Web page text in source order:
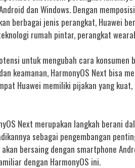
dan Windows. Dengan
berbagai jenis perangkat, Huawei
rumah pintar, perangkat
untuk mengubah cara
keamanan, HarmonyOS Next bisa
Huawei memiliki pijakan yang
Next merupakan langkah berani
sebagai pengembangan
bersaing dengan smartphone
dengan HarmonyOS ini.